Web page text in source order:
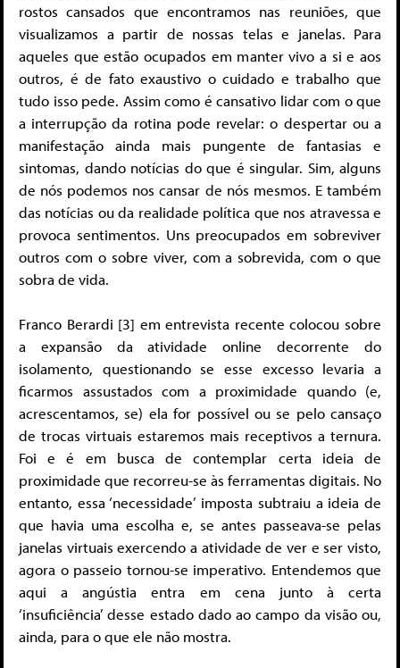
rostos cansados que encontramos nas reuniões, que
visualizamos a partir de nossas telas e janelas. Para
aqueles que estão ocupados em manter vivo a si e aos
outros, é de fato exaustivo o cuidado e trabalho que
tudo isso pede. Assim como é cansativo lidar com o que
a interrupção da rotina pode revelar: o despertar ou a
manifestação ainda mais pungente de fantasias e
sintomas, dando notícias do que é singular. Sim, alguns
de nós podemos nos cansar de nós mesmos. E também
das notícias ou da realidade política que nos atravessa e
provoca sentimentos. Uns preocupados em sobreviver
outros com o sobre viver, com a sobrevida, com o que
sobra de vida.
Franco Berardi [3] em entrevista recente colocou sobre
a expansão da atividade online decorrente do
isolamento, questionando se esse excesso levaria a
ficarmos assustados com a proximidade quando (e,
acrescentamos, se) ela for possível ou se pelo cansaço
de trocas virtuais estaremos mais receptivos a ternura.
Foi e é em busca de contemplar certa ideia de
proximidade que recorreu-se às ferramentas digitais. No
entanto, essa ‘necessidade’ imposta subtraiu a ideia de
que havia uma escolha e, se antes passeava-se pelas
janelas virtuais exercendo a atividade de ver e ser visto,
agora o passeio tornou-se imperativo. Entendemos que
aqui a angústia entra em cena junto à certa
‘insuficiência’ desse estado dado ao campo da visão ou,
ainda, para o que ele não mostra.